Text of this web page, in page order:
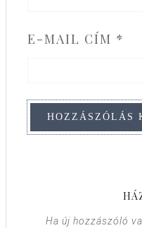
E-MAIL CÍM *
Ha új hozzászóló